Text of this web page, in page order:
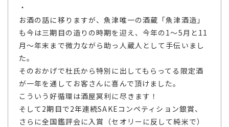
・
お酒の話に移りますが、魚津唯一の酒蔵「魚津酒造」
も今は三期目の造りの時期を迎え、今年の1～5月と11
月～年末まで微力ながら助っ人蔵人として手伝いまし
た。
そのおかげで杜氏から特別に出してもらってる限定酒
が一年を通してお客さんに喜んで頂けました。
こういう好循環は酒屋冥利に尽きます！
そして2期目で2年連続SAKEコンペティション銀賞、
さらに全国鑑評会に入賞（セオリーに反して純米で）